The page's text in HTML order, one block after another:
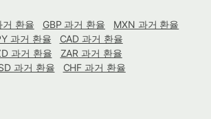
거 환율 GBP 과거 환율
MXN 과거 환율
과거 환율
CAD 과거 환율
과거 환율
ZAR 과거 환율
과거 환율
CHF 과거 환율